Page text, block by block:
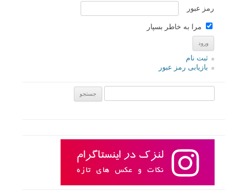
رمز عبور
مرا به خاطر بسپار
ثبت نام
بازیابی رمز عبور